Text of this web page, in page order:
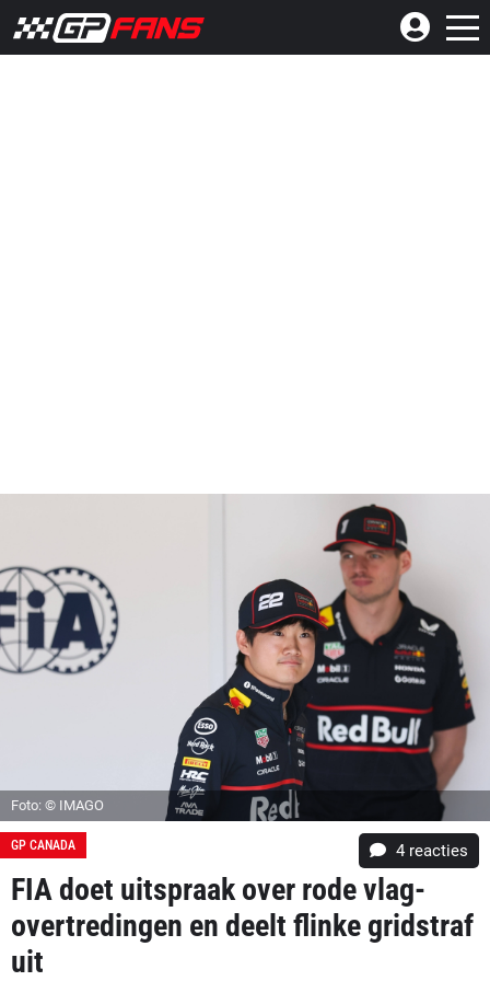
Foto: © IMAGO
GP CANADA 4 reacties
FIA doet uitspraak over rode vlag-
overtredingen en deelt flinke gridstraf
uit